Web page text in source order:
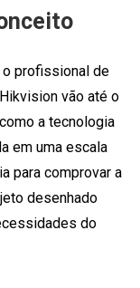
o profissional de
vão até o
a tecnologia
em uma escala
para comprovar a
desenhado
do